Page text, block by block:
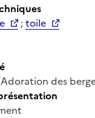
;toile
des